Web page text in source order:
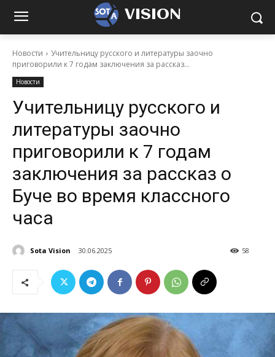
VISION
Новости
Учительницу русского и литературы заочно
приговорили к 7 годам заключения за рассказ...
Новости
Учительницу русского и
литературы заочно
приговорили к 7 годам
заключения за рассказ о
Буче во время классного
часа
Sota Vision 30.06.2025 58